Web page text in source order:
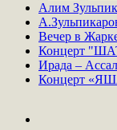
Алим
Вечер в
Концерт
Ирада –
Концерт